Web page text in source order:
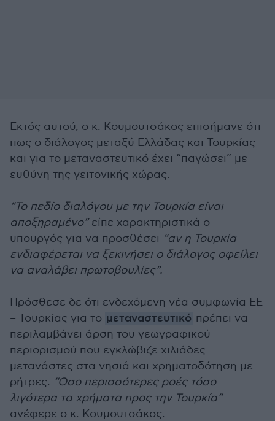
Εκτός αυτού, ο κ. Κουμουτσάκος επισήμανε ότι
πως ο διάλογος μεταξύ Ελλάδας και Τουρκίας
και για το μεταναστευτικό έχει “παγώσει” με
ευθύνη της γειτονικής χώρας.
“Το πεδίο διαλόγου με την Τουρκία είναι
αποξηραμένο”είπε χαρακτηριστικά ο
υπουργός για να προσθέσει “αν η Τουρκία
ενδιαφέρεται να ξεκινήσει ο διάλογος οφείλει
να αναλάβει πρωτοβουλίες”.
Πρόσθεσε δε ότι ενδεχόμενη νέα συμφωνία ΕΕ
– Τουρκίας για το μεταναστευτικό πρέπει να
περιλαμβάνει άρση του γεωγραφικού
περιορισμού που εγκλώβιζε χιλιάδες
μετανάστες στα νησιά και χρηματοδότηση με
ρήτρες. “Οσο περισσότερες ροές τόσο
λιγότερα τα χρήματα προς την Τουρκία”
ανέφερε ο κ. Κουμουτσάκος.